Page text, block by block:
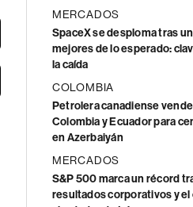
MERCADOS
SpaceX se desploma tras
mejores de lo esperado:
la caída
COLOMBIA
Petrolera canadiense
Colombia y Ecuador para
en Azerbaiyán
MERCADOS
S&P 500 marca un récord
resultados corporativos y